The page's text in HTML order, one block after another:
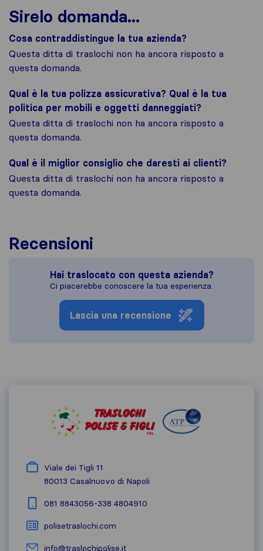
Sirelo domanda...
Cosa contraddistingue la tua azienda?
Questa ditta di traslochi non ha ancora risposto a
questa domanda.
Qual è la tua polizza assicurativa? Qual è la tua
politica per mobili e oggetti danneggiati?
Questa ditta di traslochi non ha ancora risposto a
questa domanda.
Qual è il miglior consiglio che daresti ai clienti?
Questa ditta di traslochi non ha ancora risposto a
questa domanda.
Recensioni
Hai traslocato con questa azienda?
Ci piacerebbe conoscere la tua esperienza.
Lascia una recensione
Viale dei Tigli 11
80013 Casalnuovo di Napoli
081 8843056-338 4804910
polisetraslochi.com
info@traslochipolise.it